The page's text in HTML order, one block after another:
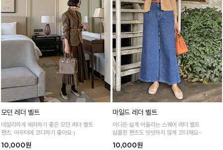
모던 레더 벨트
데일리하게 매치하기 좋은 모던 레더 벨트
팬츠, 아우터에 코디하기 좋아요:)
10,000원
마일드 레더 벨트
어디든 쉽게 어울리는 스퀘어 레더 벨트
심플한 팬츠도 밋밋하지 않게 코디해요~
10,000원